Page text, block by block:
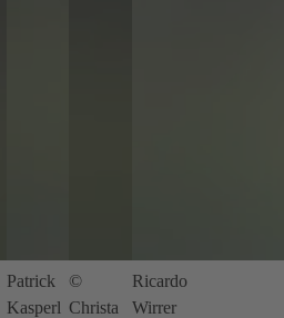
Patrick
Kasperl
©
Christa
Ricardo
Wirrer